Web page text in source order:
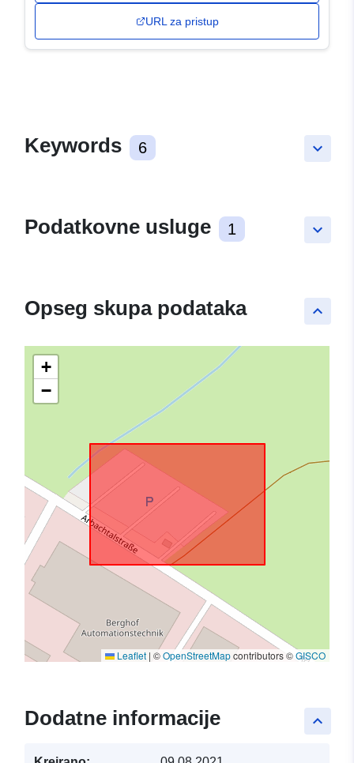
URL za pristup
keyboard_arrow_down
Keywords 6
keyboard_arrow_down
Podatkovne usluge 1
keyboard_arrow_up
Opseg skupa podataka
+
−
Leaflet | ©OpenStreetMapcontributors ©GISCO
keyboard_arrow_up
Dodatne informacije